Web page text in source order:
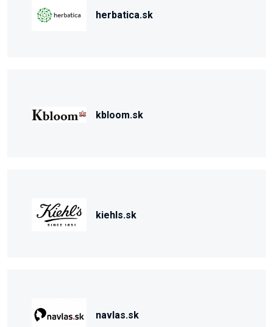
herbatica.sk
kbloom.sk
kiehls.sk
navlas.sk